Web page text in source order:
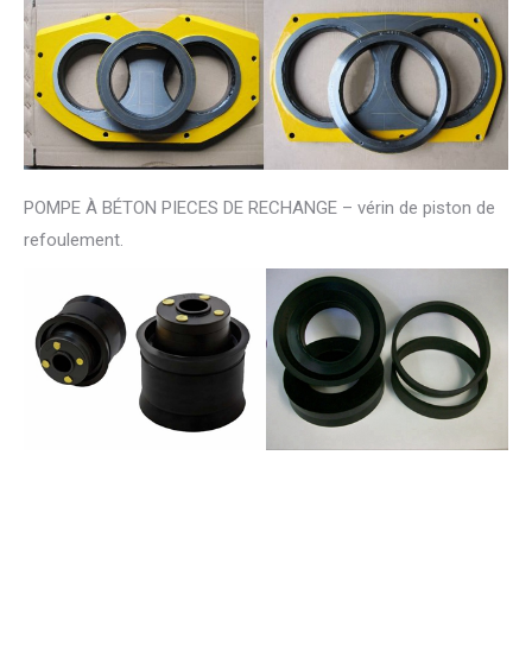
POMPE À BÉTON PIECES DE RECHANGE – vérin de piston de
refoulement.